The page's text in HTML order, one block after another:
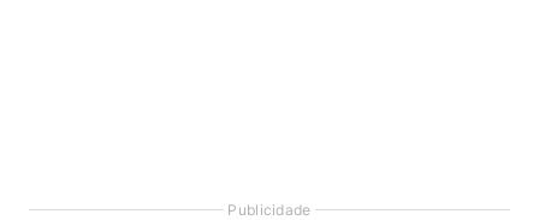
Publicidade